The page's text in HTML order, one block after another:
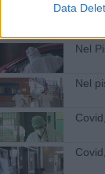
Data
Nel
Nel